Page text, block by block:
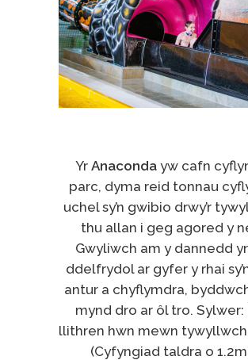
Yr Anaconda yw cafn
parc, dyma reid tonnau
uchel sy’n gwibio drwy’r
thu allan i geg agored y
Gwyliwch am y dannedd
ddelfrydol ar gyfer y rhai
antur a chyflymdra,
mynd dro ar ôl tro. Sylwer:
llithren hwn mewn
(Cyfyngiad taldra o